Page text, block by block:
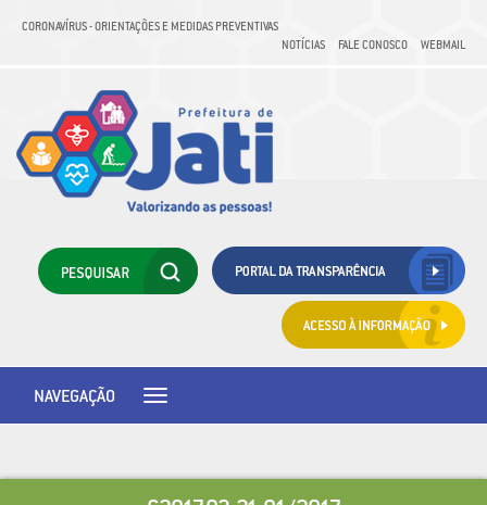
CORONAVÍRUS - ORIENTAÇÕES E MEDIDAS PREVENTIVAS
NOTÍCIAS
FALE CONOSCO WEBMAIL
Toggle
NAVEGAÇÃO